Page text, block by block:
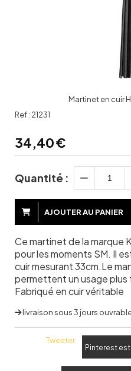
Martinet en cuir
Ref : 21231
34,40€
Quantité :
AJOUTER AU PANIER
Ce martinet de la marque
pour les moments SM. Il
cuir mesurant 33cm.Le
permettent un usage plus
Fabriqué en cuir véritable
livraison sous 3 jours
Tweeter
Pinterest